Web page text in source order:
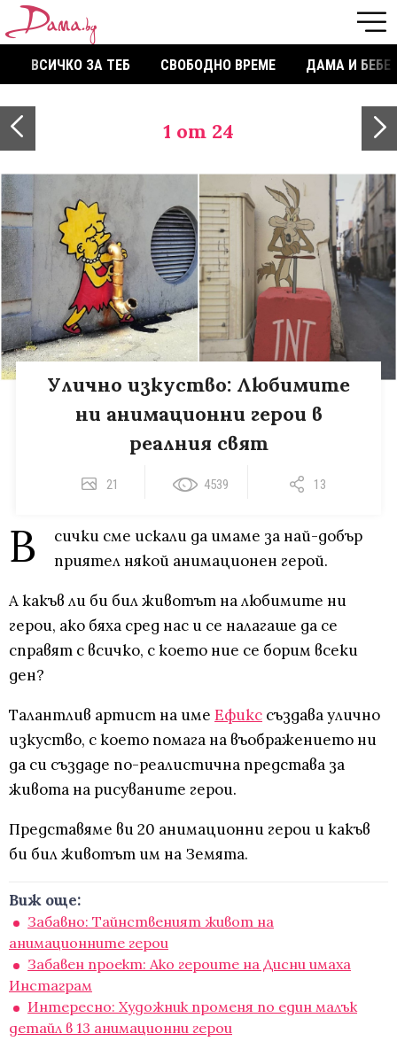
ВСИЧКО ЗА ТЕБ СВОБОДНО ВРЕМЕ ДАМА И БЕБЕ
1 от 24
Улично изкуство: Любимите
ни анимационни герои в
реалния свят
21 4539 13
В
сички сме искали да имаме за най-добър
приятел някой анимационен герой.
А какъв ли би бил животът на любимите ни
герои, ако бяха сред нас и се налагаше да се
справят с всичко, с което ние се борим всеки
ден?
Талантлив артист на име Ефикс създава улично
изкуство, с което помага на въображението ни
да си създаде по-реалистична представа за
живота на рисуваните герои.
Представяме ви 20 анимационни герои и какъв
би бил животът им на Земята.
Виж още:
Забавно: Тайнственият живот на
анимационните герои
Забавен проект: Ако героите на Дисни имаха
Инстаграм
Интересно: Художник променя по един малък
детайл в 13 анимационни герои